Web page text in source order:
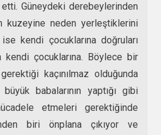
Güneydeki derebeylerinden
kuzeyine neden yerleştiklerini
kendi çocuklarına doğruları
kendi çocuklarına. Böylece bir
kaçınılmaz olduğunda
babalarının yaptığı gibi
etmeleri gerektiğinde
biri önplana çıkıyor ve